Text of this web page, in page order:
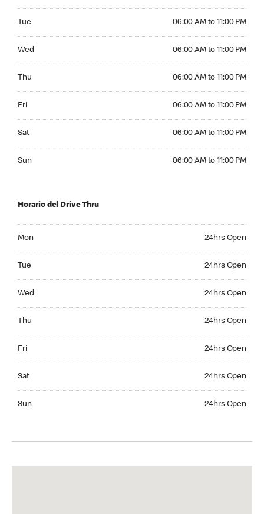
Tue 06:00 AM to 11:00 PM
Wed 06:00 AM to 11:00 PM
Thu 06:00 AM to 11:00 PM
Fri 06:00 AM to 11:00 PM
Sat 06:00 AM to 11:00 PM
Sun 06:00 AM to 11:00 PM
Horario del Drive Thru
Mon 24hrs Open
Tue 24hrs Open
Wed 24hrs Open
Thu 24hrs Open
Fri 24hrs Open
Sat 24hrs Open
Sun 24hrs Open